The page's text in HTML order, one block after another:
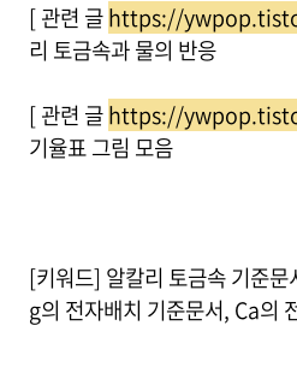
[ 관련 글https://
리 토금속과 물의 반응
[ 관련 글https://
기율표 그림 모음
[키워드] 알칼리 토금속 기준
g의 전자배치 기준문서, Ca의